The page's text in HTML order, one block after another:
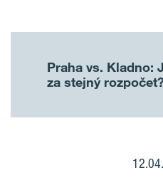
Praha vs. Kladno:
za stejný